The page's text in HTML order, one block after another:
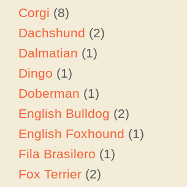
Corgi (8)
Dachshund (2)
Dalmatian (1)
Dingo (1)
Doberman (1)
English Bulldog (2)
English Foxhound (1)
Fila Brasilero (1)
Fox Terrier (2)